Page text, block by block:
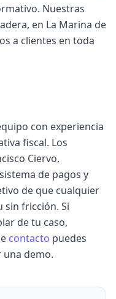
Nuestras
en La Marina de
a clientes en toda
con experiencia
fiscal. Los
Ciervo,
de pagos y
de que cualquier
sin fricción. Si
de tu caso,
contacto puedes
una demo.